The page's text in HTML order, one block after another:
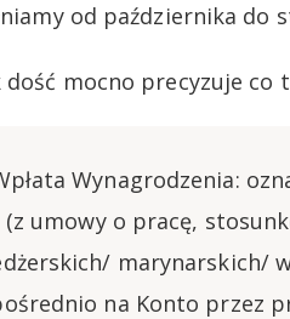
od października do
mocno precyzuje co
Wynagrodzenia:
umowy o pracę,
marynarskich/
na Konto przez